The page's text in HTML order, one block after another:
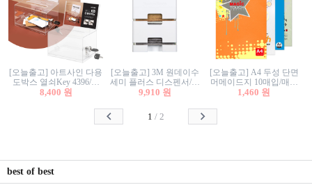
[오늘출고] 아트사인 다용
도박스 열쇠Key 4396/투
표함/건의함/모금함/응모
8,400 원
[오늘출고] 3M 원데이수
세미 플러스 디스펜서/소
프트수세미5매+강력수세
9,910 원
[오늘출고] A4 두성 단면
머메이드지 10매입/매직
터치/색지/색상지/색복사
칼라색지/고급복사지
1,460 원
1 / 2
best of best